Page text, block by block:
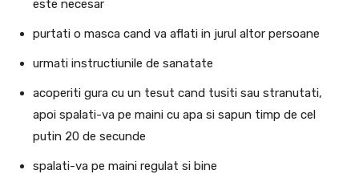
este necesar
purtati o masca cand va aflati in jurul altor persoane
urmati instructiunile de sanatate
acoperiti gura cu un tesut cand tusiti sau stranutati,
apoi spalati-va pe maini cu apa si sapun timp de cel
putin 20 de secunde
spalati-va pe maini regulat si bine